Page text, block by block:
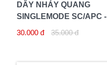
DÂY NHẢY QUANG
SINGLEMODE SC/APC -
SC/APC 2M
30.000 đ 35.000 đ